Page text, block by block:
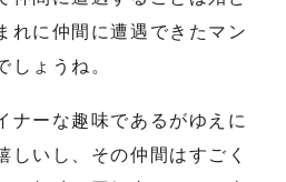
れに仲間に遭遇できたマン
しょうね。
ーな趣味であるがゆえに
しいし、その仲間はすごく